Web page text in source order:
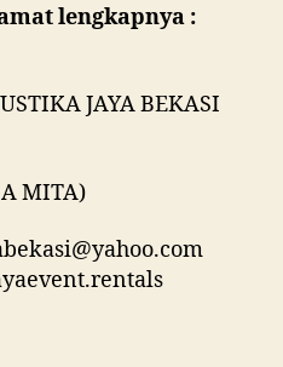
lengkapnya :
JAYA BEKASI
MITA)